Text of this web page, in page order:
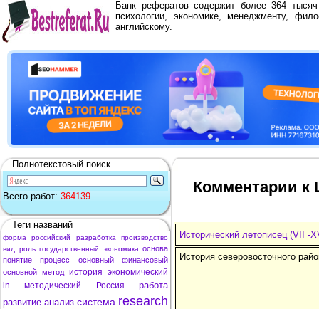
Банк рефератов содержит более 364
психологии, экономике, менеджменту,
английскому.
Полнотекстовый поиск
Всего работ: 364139
Теги названий
форма российский разработка
производство
вид
роль государственный экономика основа
понятие
процесс основный
финансовый
основной метод история экономический
in
методический Россия
работа
развитие анализ система research
Комментарии к
Исторический летописец (VII -
История северовосточного